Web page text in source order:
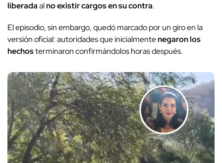
liberadaalno existir cargos en su contra.
El episodio, sin embargo, quedó marcado por un giro en la
versión oficial: autoridades que inicialmentenegaron los
hechosterminaron confirmándolos horas después.